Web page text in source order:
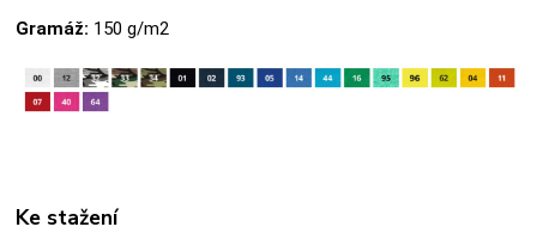
Gramáž: 150 g/m2
Ke stažení